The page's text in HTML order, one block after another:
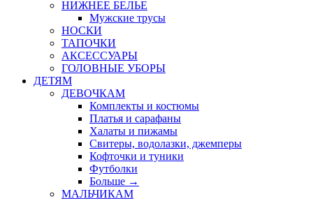
НИЖНЕЕ БЕЛЬЕ
Мужские трусы
НОСКИ
ТАПОЧКИ
АКСЕССУАРЫ
ГОЛОВНЫЕ УБОРЫ
ДЕТЯМ
ДЕВОЧКАМ
Комплекты и костюмы
Платья и сарафаны
Халаты и пижамы
Свитеры, водолазки, джемперы
Кофточки и туники
Футболки
Больше →
МАЛЬЧИКАМ